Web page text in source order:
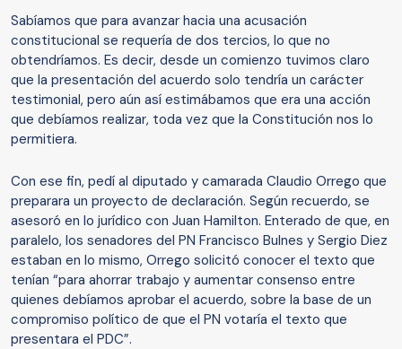
Sabíamos que para avanzar hacia una acusación
constitucional se requería de dos tercios, lo que no
obtendríamos. Es decir, desde un comienzo tuvimos claro
que la presentación del acuerdo solo tendría un carácter
testimonial, pero aún así estimábamos que era una acción
que debíamos realizar, toda vez que la Constitución nos lo
permitiera.
Con ese fin, pedí al diputado y camarada Claudio Orrego que
preparara un proyecto de declaración. Según recuerdo, se
asesoró en lo jurídico con Juan Hamilton. Enterado de que, en
paralelo, los senadores del PN Francisco Bulnes y Sergio Diez
estaban en lo mismo, Orrego solicitó conocer el texto que
tenían “para ahorrar trabajo y aumentar consenso entre
quienes debíamos aprobar el acuerdo, sobre la base de un
compromiso político de que el PN votaría el texto que
presentara el PDC”.